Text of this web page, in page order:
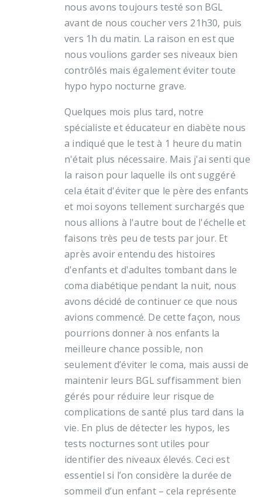
nous avons toujours testé son BGL
avant de nous coucher vers 21h30, puis
vers 1h du matin. La raison en est que
nous voulions garder ses niveaux bien
contrôlés mais également éviter toute
hypo hypo nocturne grave.
Quelques mois plus tard, notre
spécialiste et éducateur en diabète nous
a indiqué que le test à 1 heure du matin
n'était plus nécessaire. Mais j'ai senti que
la raison pour laquelle ils ont suggéré
cela était d'éviter que le père des enfants
et moi soyons tellement surchargés que
nous allions à l'autre bout de l'échelle et
faisons très peu de tests par jour. Et
après avoir entendu des histoires
d'enfants et d'adultes tombant dans le
coma diabétique pendant la nuit, nous
avons décidé de continuer ce que nous
avions commencé. De cette façon, nous
pourrions donner à nos enfants la
meilleure chance possible, non
seulement d’éviter le coma, mais aussi de
maintenir leurs BGL suffisamment bien
gérés pour réduire leur risque de
complications de santé plus tard dans la
vie. En plus de détecter les hypos, les
tests nocturnes sont utiles pour
identifier des niveaux élevés. Ceci est
essentiel si l’on considère la durée de
sommeil d’un enfant – cela représente